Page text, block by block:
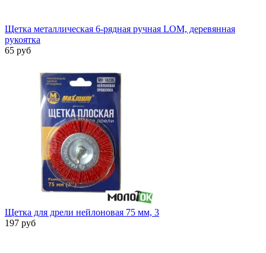
Щетка металлическая 6-рядная ручная LOM, деревянная
рукоятка
65 руб
Щетка для дрели нейлоновая 75 мм, 3
197 руб